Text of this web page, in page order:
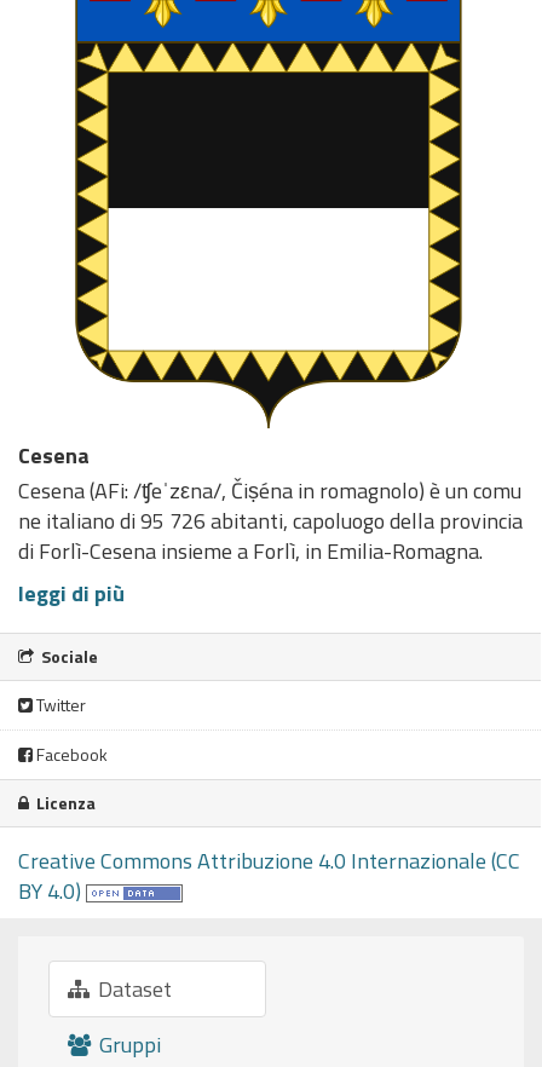
Cesena
Cesena (AFi: /ʧeˈzεna/, Čiṣéna in romagnolo) è un comu
ne italiano di 95 726 abitanti, capoluogo della provincia
di Forlì-Cesena insieme a Forlì, in Emilia-Romagna.
leggi di più
Sociale
Twitter
Facebook
Licenza
Creative Commons Attribuzione 4.0 Internazionale (CC
BY 4.0)
Dataset
Gruppi